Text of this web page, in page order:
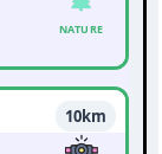
NATURE
10km